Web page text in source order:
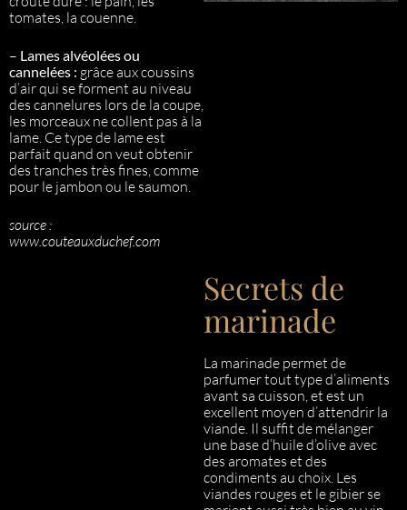
tomates, la couenne.
– Lames alvéolées ou
cannelées : grâce aux coussins
d’air qui se forment au niveau
des cannelures lors de la coupe,
les morceaux ne collent pas à la
lame. Ce type de lame est
parfait quand on veut obtenir
des tranches très fines, comme
pour le jambon ou le saumon.
source :
www.couteauxduchef.com
Secrets de
marinade
La marinade permet de
parfumer tout type d’aliments
avant sa cuisson, et est un
excellent moyen d’attendrir la
viande. Il suffit de mélanger
une base d’huile d’olive avec
des aromates et des
condiments au choix. Les
viandes rouges et le gibier se